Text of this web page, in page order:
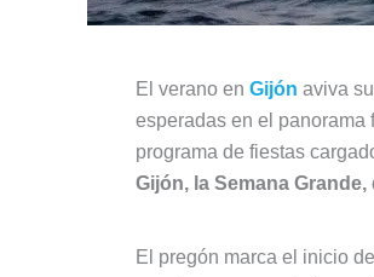
El verano en Gijón aviva
esperadas en el panorama
programa de fiestas
Gijón, la Semana Grande,
El pregón marca el inicio